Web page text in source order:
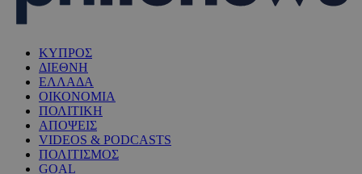
ΚΥΠΡΟΣ
ΔΙΕΘΝΗ
ΕΛΛΑΔΑ
ΟΙΚΟΝΟΜΙΑ
ΠΟΛΙΤΙΚΗ
ΑΠΟΨΕΙΣ
VIDEOS & PODCASTS
ΠΟΛΙΤΙΣΜΟΣ
GOAL